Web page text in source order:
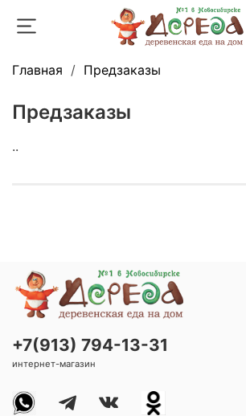
Главная Предзаказы
Предзаказы
..
+7(913) 794-13-31
интернет-магазин